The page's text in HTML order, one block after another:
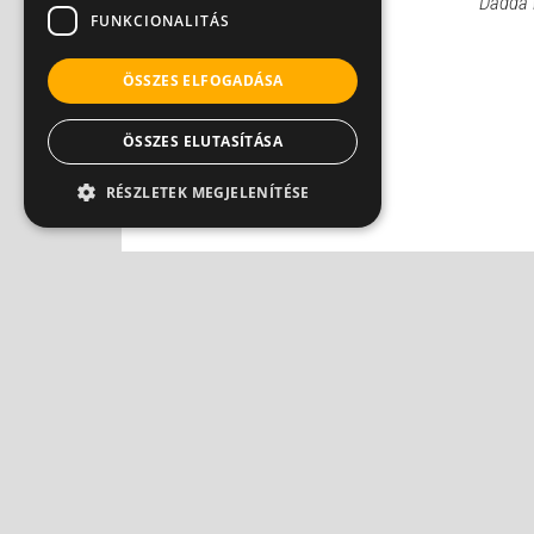
FUNKCIONALITÁS
ÖSSZES ELFOGADÁSA
ÖSSZES ELUTASÍTÁSA
RÉSZLETEK MEGJELENÍTÉSE